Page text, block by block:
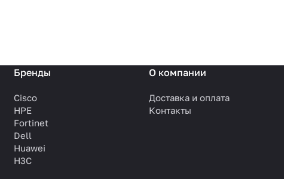
Бренды
Cisco
HPE
Fortinet
Dell
Huawei
H3C
О компании
Доставка и оплата
Контакты